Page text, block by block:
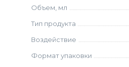
Миндальное масло
Объем, мл
Тип продукта
Воздействие
Формат упаковки